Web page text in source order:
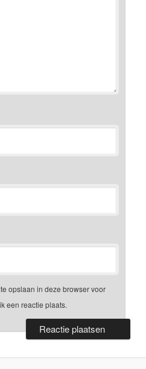
opslaan in deze browser voor
een reactie plaats.